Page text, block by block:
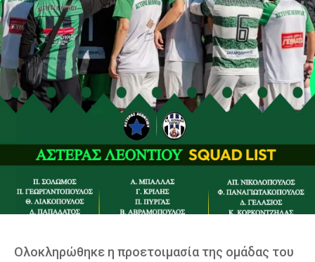
Ολοκληρώθηκε η προετοιμασία της ομάδας του